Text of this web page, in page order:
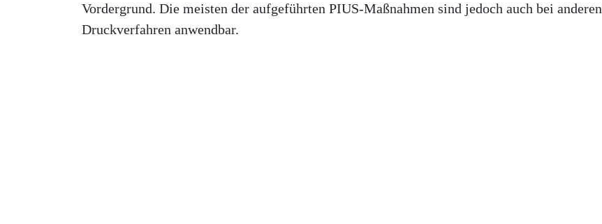
Vordergrund. Die meisten der aufgeführten PIUS-Maßnahmen sind jedoch auch bei anderen
Druckverfahren anwendbar.